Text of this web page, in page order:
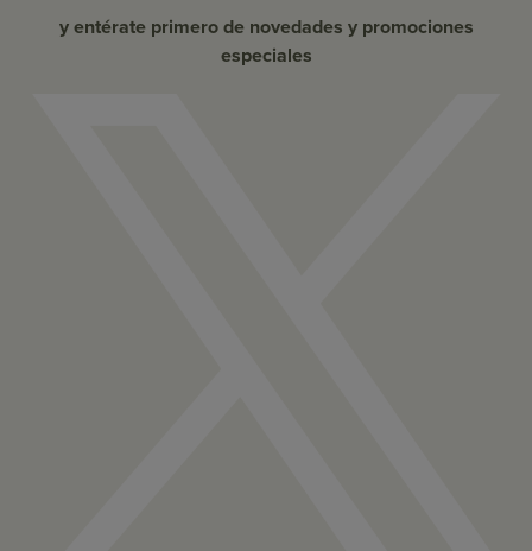
y entérate primero de novedades y promociones
especiales